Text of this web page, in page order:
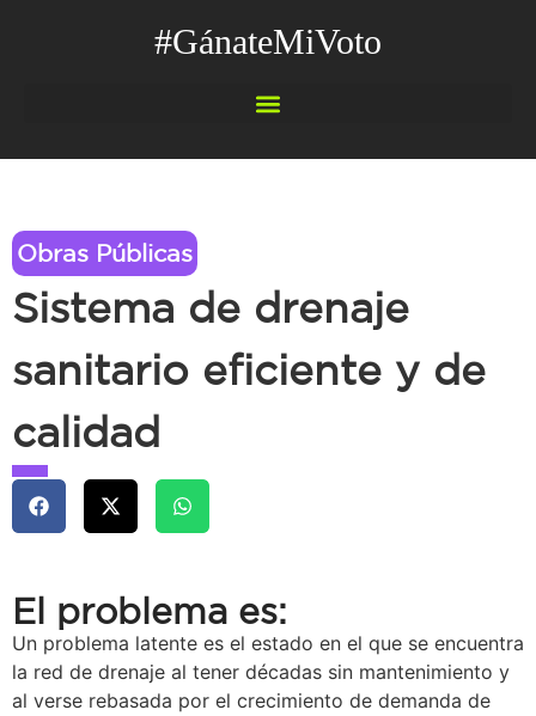
#GánateMiVoto
Obras Públicas
Sistema de drenaje
sanitario eficiente y de
calidad
El problema es:
Un problema latente es el estado en el que se encuentra
la red de drenaje al tener décadas sin mantenimiento y
al verse rebasada por el crecimiento de demanda de